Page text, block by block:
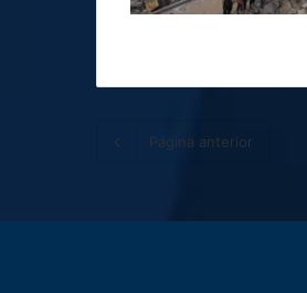
Página anterior